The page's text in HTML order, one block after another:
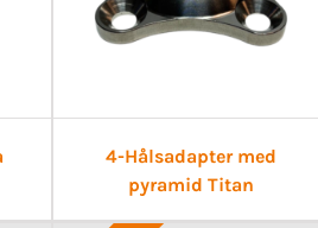
4-Hålsadapter med
pyramid Titan